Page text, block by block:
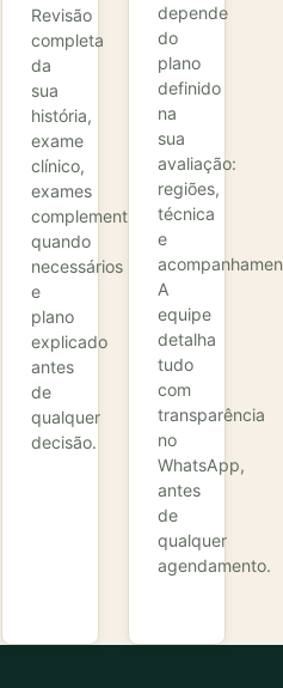
Revisão
completa
da
sua
história,
exame
clínico,
exames
complementares
quando
necessários
e
plano
explicado
antes
de
qualquer
decisão.
depende
do
plano
definido
na
sua
avaliação:
regiões,
técnica
e
A
equipe
detalha
tudo
com
transparência
no
WhatsApp,
antes
de
qualquer
agendamento.